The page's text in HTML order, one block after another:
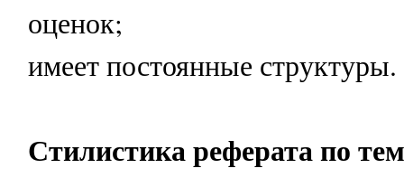
оценок;
имеет постоянные структуры.
Стилистика реферата по